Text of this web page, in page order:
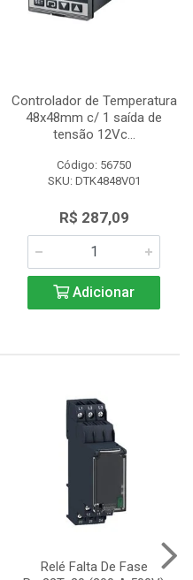
Controlador de Temperatura
48x48mm c/ 1 saída de
tensão 12Vc...
Código: 56750
SKU: DTK4848V01
R$ 287,09
Adicionar
Relé Falta De Fase